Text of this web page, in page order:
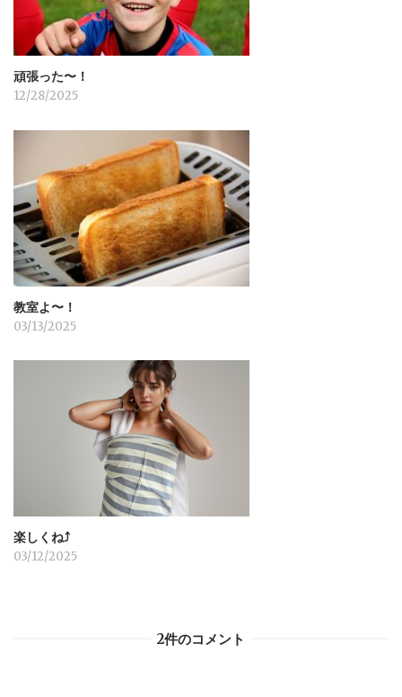
頑張った〜！
12/28/2025
教室よ〜！
03/13/2025
楽しくね⤴︎
03/12/2025
2件のコメント